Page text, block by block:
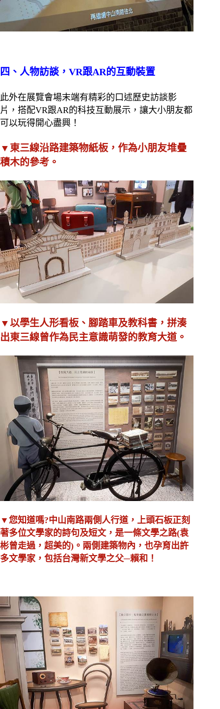
四、人物訪談，VR跟AR的互動裝置
此外在展覽會場末端有精彩的口述歷史訪談影
片，搭配VR跟AR的科技互動展示，讓大小朋友都
可以玩得開心盡興！
▼東三線沿路建築物紙板，作為小朋友堆疊
積木的參考。
▼以學生人形看板、腳踏車及教科書，拼湊
出東三線曾作為民主意識萌發的教育大道。
▼您知道嗎?中山南路兩側人行道，上頭石板正刻
著多位文學家的詩句及短文，是一條文學之路(袁
彬曾走過，超美的)。 兩側建築物內，也孕育出許
多文學家，包括台灣新文學之父─賴和！